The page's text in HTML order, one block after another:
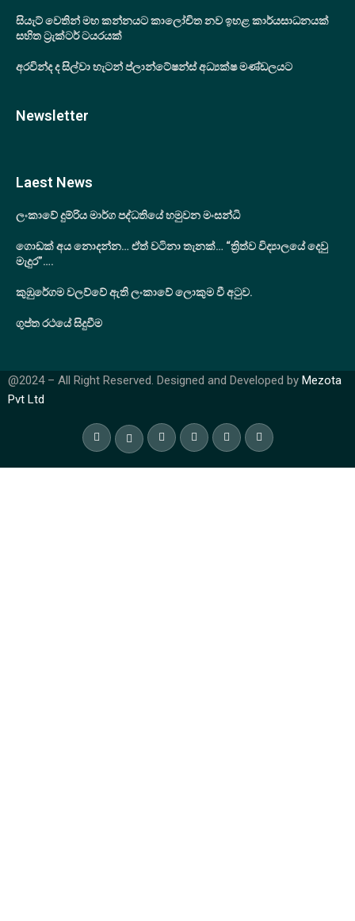
සියැට් වෙතින් මහ කන්නයට කාලෝචිත නව ඉහළ කාර්යසාධනයක්
සහිත ට්‍රැක්ටර් ටයරයක්
අරවින්ද ද සිල්වා හැටන් ප්ලාන්ටේෂන්ස් අධ්‍යක්ෂ මණ්ඩලයට
Newsletter
Laest News
ලංකාවේ දුම්රිය මාර්ග පද්ධතියේ හමුවන මංසන්ධි
ගොඩක් අය නොදන්න… ඒත් වටිනා තැනක්… “ත්‍රිත්ව විද්‍යාලයේ දෙවු
මැදුර”….
කුඹුරේගම වලව්වේ ඇති ලංකාවේ ලොකුම වී අටුව.
ගුප්ත රථයේ සිදුවීම
@2024 – All Right Reserved. Designed and Developed by Mezota
Pvt Ltd